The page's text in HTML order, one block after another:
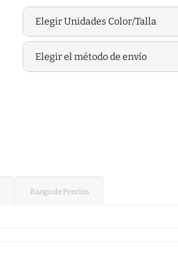
Elegir Unidades Color/Talla
Elegir el método de envío
Rango de Precios